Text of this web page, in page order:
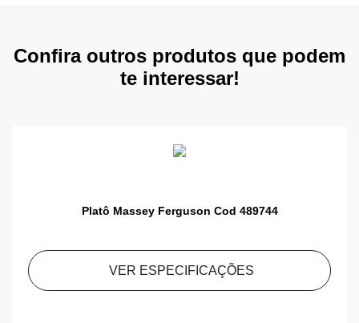
Confira outros produtos que podem
te interessar!
Platô Massey Ferguson Cod 489744
VER ESPECIFICAÇÕES